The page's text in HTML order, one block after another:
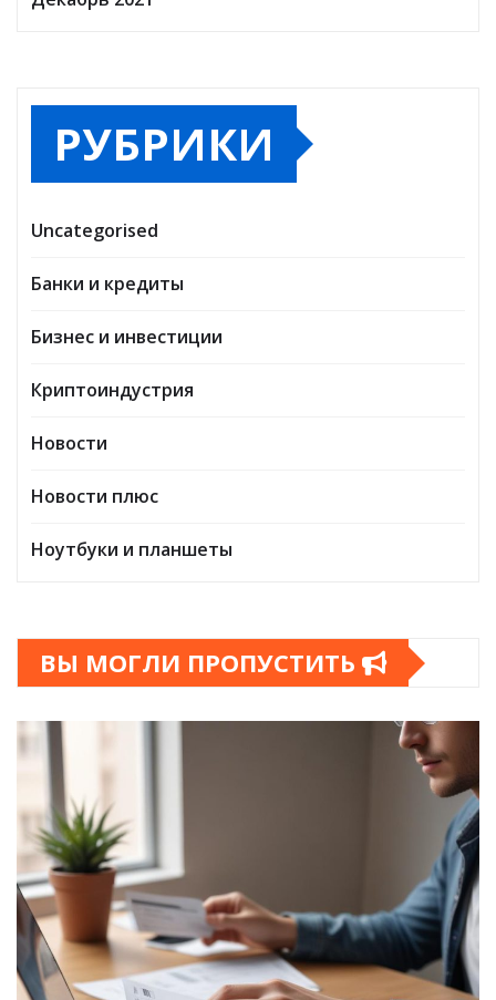
РУБРИКИ
Uncategorised
Банки и кредиты
Бизнес и инвестиции
Криптоиндустрия
Новости
Новости плюс
Ноутбуки и планшеты
ВЫ МОГЛИ ПРОПУСТИТЬ